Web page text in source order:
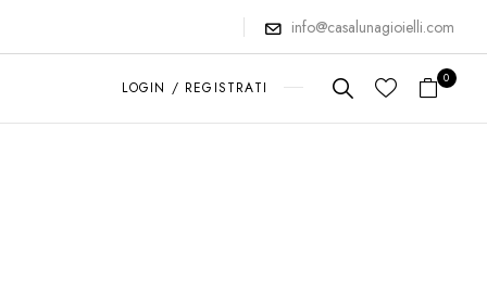
info@casalunagioielli.com
LOGIN / REGISTRATI
0